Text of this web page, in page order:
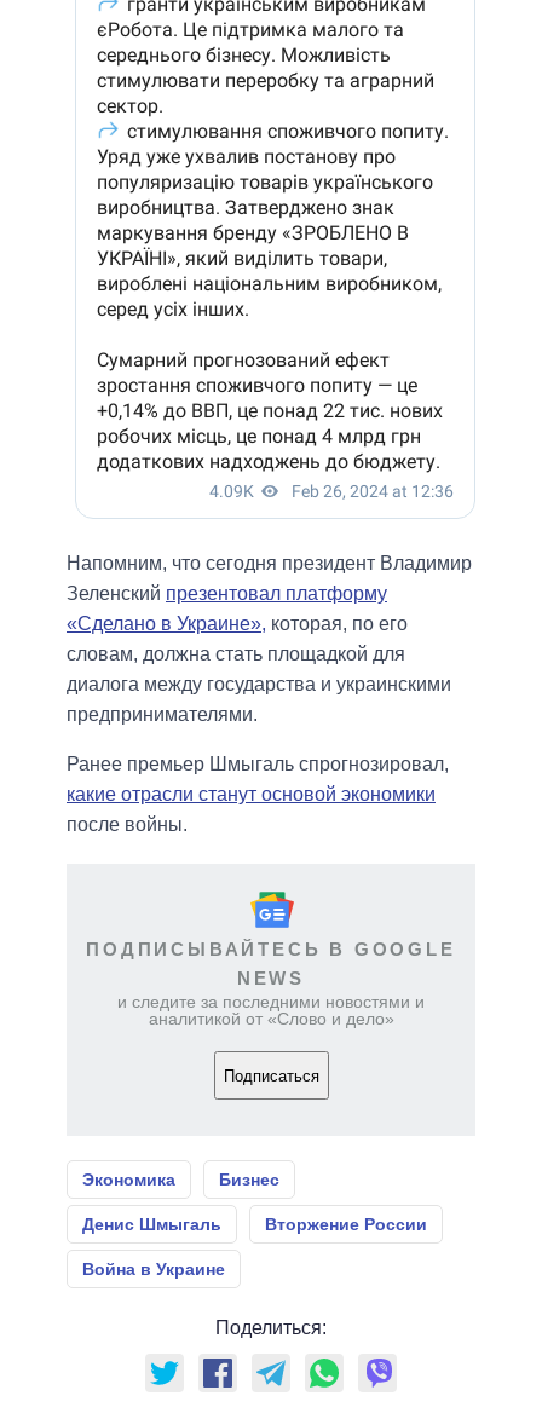
Напомним, что сегодня президент Владимир
Зеленский презентовал платформу
«Сделано в Украине», которая, по его
словам, должна стать площадкой для
диалога между государства и украинскими
предпринимателями.
Ранее премьер Шмыгаль спрогнозировал,
какие отрасли станут основой экономики
после войны.
ПОДПИСЫВАЙТЕСЬ В GOOGLE
NEWS
и следите за последними новостями и
аналитикой от «Слово и дело»
Подписаться
Экономика Бизнес
Денис Шмыгаль Вторжение России
Война в Украине
Поделиться: